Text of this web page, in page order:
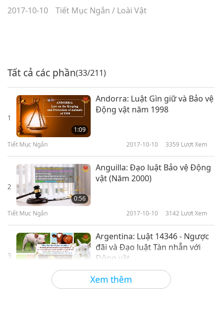
2017-10-10 Tiết Mục Ngắn / Loài Vật
Xem thêm
Tất cả các phần(33/211)
1
1:09
Andorra: Luật Gìn giữ và Bảo vệ
Động vật năm 1998
Tiết Mục Ngắn 2017-10-10 3359 Lượt Xem
2
0:56
Anguilla: Đạo luật Bảo vệ Động
vật (Năm 2000)
Tiết Mục Ngắn 2017-10-10 3142 Lượt Xem
3
Argentina: Luật 14346 - Ngược
đãi và Đạo luật Tàn nhẫn với
Động vật
2017-10-10 3352